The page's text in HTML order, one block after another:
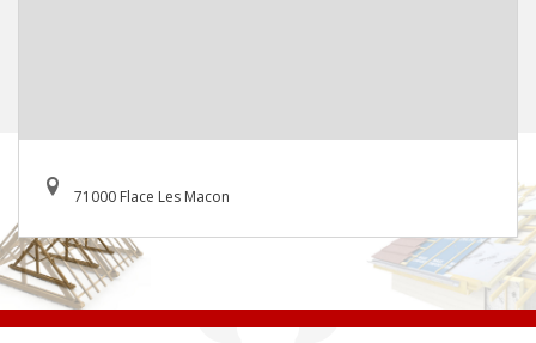
71000 Flace Les Macon